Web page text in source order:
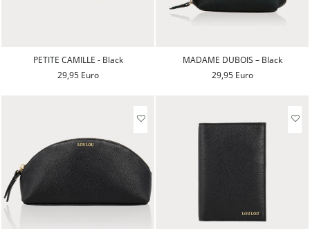
PETITE CAMILLE - Black
29,95 Euro
MADAME DUBOIS – Black
29,95 Euro